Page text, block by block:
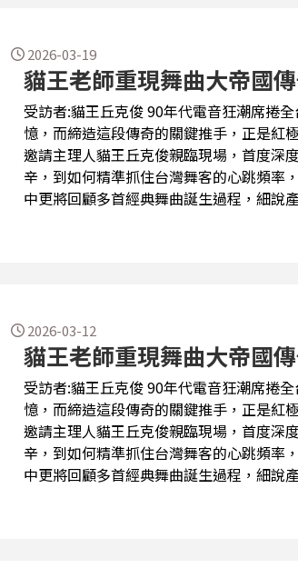
貓王老師重現舞曲大帝國
受訪者:貓王丘克俊 90年代電音狂潮席捲
憶，而締造這段傳奇的關鍵推手，正是紅
邀請主理人貓王丘克俊親臨現場，首度深
辛，到如何精準抓住台灣舞客的心跳頻率
中更將回顧多首經典舞曲誕生過程，細說
2026-03-19
貓王老師重現舞曲大帝國
受訪者:貓王丘克俊 90年代電音狂潮席捲
憶，而締造這段傳奇的關鍵推手，正是紅
邀請主理人貓王丘克俊親臨現場，首度深
辛，到如何精準抓住台灣舞客的心跳頻率
中更將回顧多首經典舞曲誕生過程，細說
2026-03-12